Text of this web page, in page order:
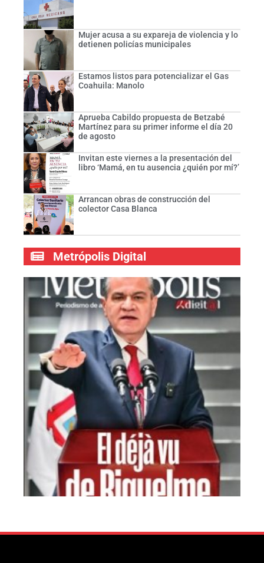
Mujer acusa a su expareja de violencia y lo
detienen policías municipales
Estamos listos para potencializar el Gas
Coahuila: Manolo
Aprueba Cabildo propuesta de Betzabé
Martínez para su primer informe el día 20
de agosto
Invitan este viernes a la presentación del
libro ‘Mamá, en tu ausencia ¿quién por mí?’
Arrancan obras de construcción del
colector Casa Blanca
Metrópolis Digital